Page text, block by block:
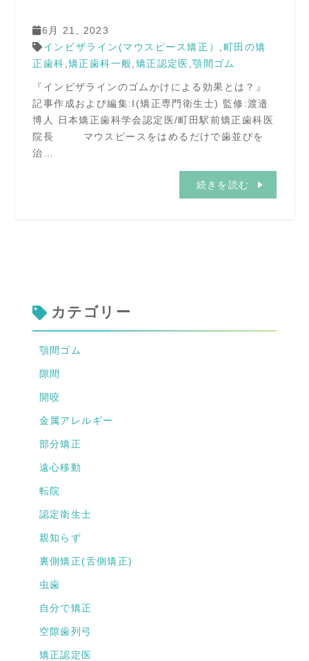
6月 21, 2023
インビザライン(マウスピース矯正）
町田の矯
正歯科 矯正歯科一般 矯正認定医 ,顎間ゴム
『インビザラインのゴムかけによる効果とは？』
記事作成および編集:I(矯正専門衛生士) 監修:渡邉
博人 日本矯正歯科学会認定医/町田駅前矯正歯科医
院長 マウスピースをはめるだけで歯並びを
治…
続きを読む
カテゴリー
顎間ゴム
隙間
開咬
金属アレルギー
部分矯正
遠心移動
転院
認定衛生士
親知らず
裏側矯正(舌側矯正)
虫歯
自分で矯正
空隙歯列弓
矯正認定医